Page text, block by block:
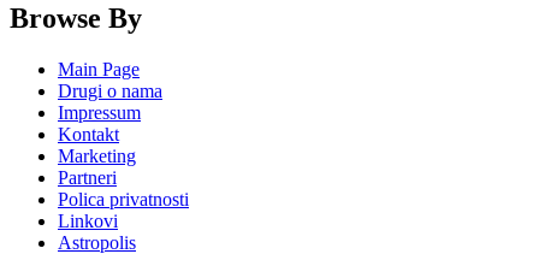
Browse By
Main Page
Drugi o nama
Impressum
Kontakt
Marketing
Partneri
Polica privatnosti
Linkovi
Astropolis